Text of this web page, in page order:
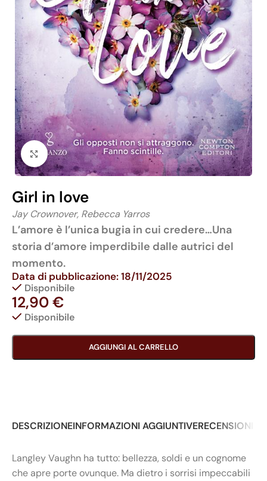
Click to enlarge
Girl in love
Jay Crownover, Rebecca Yarros
L’amore è l’unica bugia in cui credere…Una
storia d’amore imperdibile dalle autrici del
momento.
Data di pubblicazione: 18/11/2025
Disponibile
12,90€
Disponibile
AGGIUNGI AL CARRELLO
DESCRIZIONEINFORMAZIONI AGGIUNTIVERECENSIONI
Langley Vaughn ha tutto: bellezza, soldi e un cognome
che apre porte ovunque. Ma dietro i sorrisi impeccabili